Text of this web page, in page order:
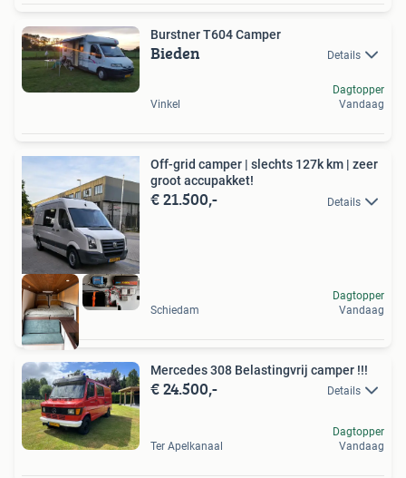
Burstner T604 Camper
Bieden Details
Vinkel
Dagtopper
Vandaag
Off-grid camper | slechts 127k km | zeer
groot accupakket!
€ 21.500,- Details
Schiedam
Dagtopper
Vandaag
Mercedes 308 Belastingvrij camper !!!
€ 24.500,- Details
Ter Apelkanaal
Dagtopper
Vandaag